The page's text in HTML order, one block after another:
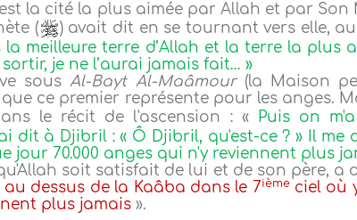
la cité la plus aimée par Allah et par Son
(
) avait dit en se tournant vers elle,
la meilleure terre d’Allah et la terre la plus
je ne l’aurai jamais fait… »
sousAl-Bayt Al-Maâmour(la Maison
ce premier représente pour les anges.
le récit de l'ascension : «
Puis on
dit à Djibril : « Ô Djibril, qu'est-ce ? » Il me
jour 70.000 anges qui n'y reviennent plus
soit satisfait de lui et de son père, a
dessus de la Kaâba dans le 7ièmeciel où
plus jamais».